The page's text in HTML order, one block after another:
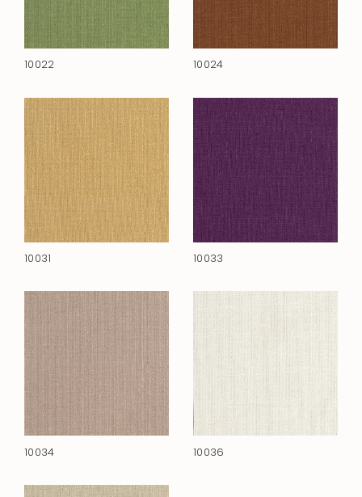
10022 10024
10031 10033
10034 10036